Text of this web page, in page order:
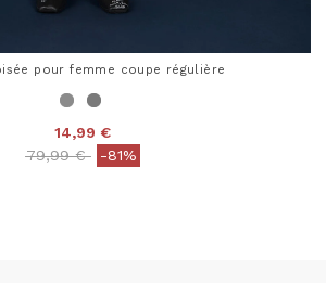
pour femme coupe régulière
14,99 €
Price reduced from
79,99 €to-81%